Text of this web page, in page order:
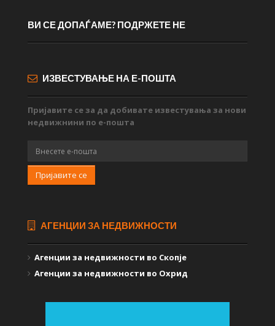
ВИ СЕ ДОПАЃАМЕ? ПОДРЖЕТЕ НЕ
ИЗВЕСТУВАЊЕ НА Е-ПОШТА
Пријавите се за да добивате известувања за нови
недвижнини по е-пошта
Пријавите се
АГЕНЦИИ ЗА НЕДВИЖНОСТИ
Агенции за недвижности во Скопје
Агенции за недвижности во Охрид